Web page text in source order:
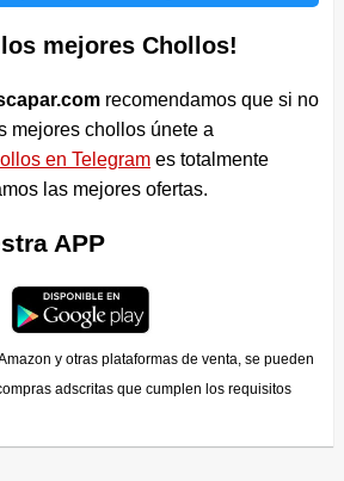
mejores Chollos!
recomendamos que si no
mejores chollos únete a
en Telegrames totalmente
las mejores ofertas.
APP
y otras plataformas de venta, se pueden
adscritas que cumplen los requisitos